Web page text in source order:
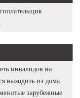
инвалидов на
выходить из дома.
зарубежные